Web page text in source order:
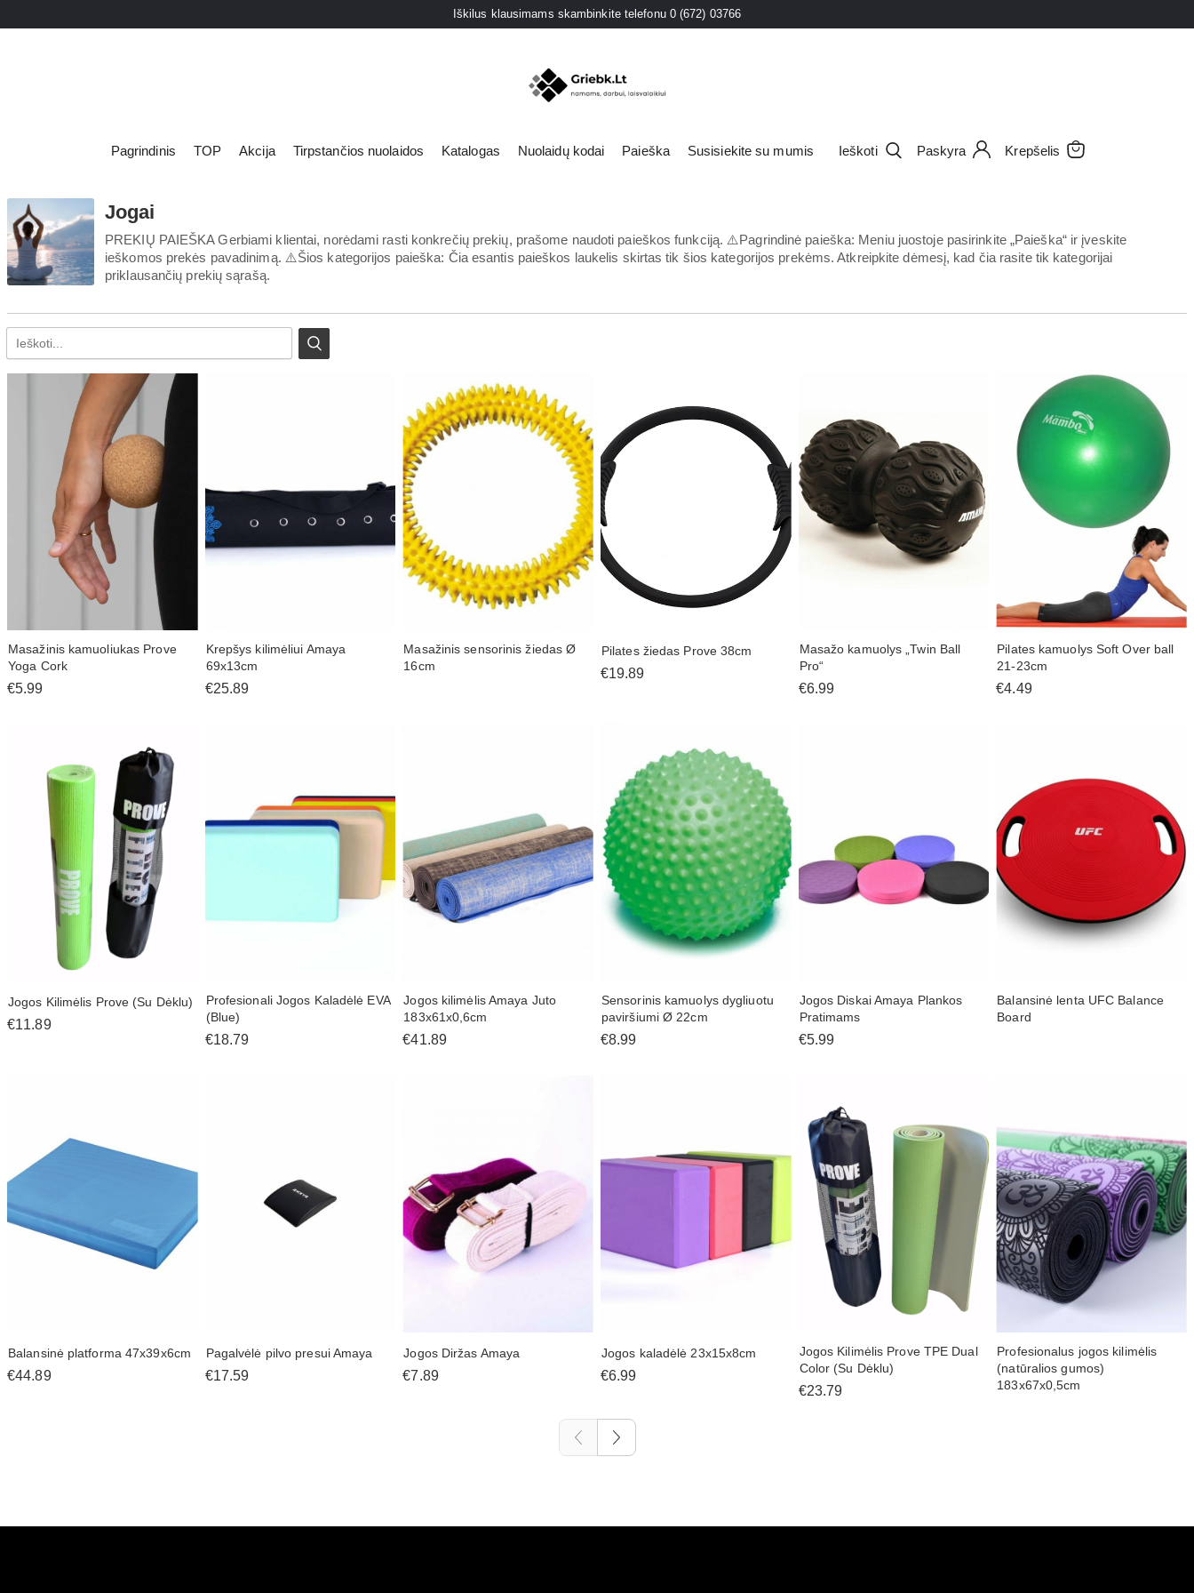
Iškilus klausimams skambinkite telefonu 0 (672) 03766
Pagrindinis TOP Akcija Tirpstančios nuolaidos Katalogas
Apšvietimas
Elektros prekės
Prekės remontui
Namų apyvokos prekės
Kvapų kolekcija
Kanceliarija
Kitos prekės mokyklai, darželiui
Sporto prekės
Laisvalaikio prekės; maisto prekės
Prekės augintiniams
Prekės automobiliui
Prekės sodui
Apranga ir saugos prekės
Pirštinės
Kitos prekės
LED prožektoriai
LED panelės
Šviestuvai
Dekoratyviniai šviestuvai
Žibintuvėliai
Nuolaidų kodai Paieška Susisiekite su mumis Ieškoti Paskyra Krepšelis
Jogai
PREKIŲ PAIEŠKA Gerbiami klientai, norėdami rasti konkrečių prekių, prašome naudoti paieškos funkciją. ⚠️Pagrindinė paieška: Meniu juostoje pasirinkite „Paieška“ ir įveskite
ieškomos prekės pavadinimą. ⚠️Šios kategorijos paieška: Čia esantis paieškos laukelis skirtas tik šios kategorijos prekėms. Atkreipkite dėmesį, kad čia rasite tik kategorijai
priklausančių prekių sąrašą.
Masažinis kamuoliukas Prove
Yoga Cork
€5.99
Krepšys kilimėliui Amaya
69x13cm
€25.89
Masažinis sensorinis žiedas Ø
16cm
Pilates žiedas Prove 38cm
€19.89
Masažo kamuolys „Twin Ball
Pro“
€6.99
Pilates kamuolys Soft Over ball
21-23cm
€4.49
Jogos Kilimėlis Prove (Su Dėklu)
€11.89
Profesionali Jogos Kaladėlė EVA
(Blue)
€18.79
Jogos kilimėlis Amaya Juto
183x61x0,6cm
€41.89
Sensorinis kamuolys dygliuotu
paviršiumi Ø 22cm
€8.99
Jogos Diskai Amaya Plankos
Pratimams
€5.99
Balansinė lenta UFC Balance
Board
Balansinė platforma 47x39x6cm
€44.89
Pagalvėlė pilvo presui Amaya
€17.59
Jogos Diržas Amaya
€7.89
Jogos kaladėlė 23x15x8cm
€6.99
Jogos Kilimėlis Prove TPE Dual
Color (Su Dėklu)
€23.79
Profesionalus jogos kilimėlis
(natūralios gumos)
183x67x0,5cm